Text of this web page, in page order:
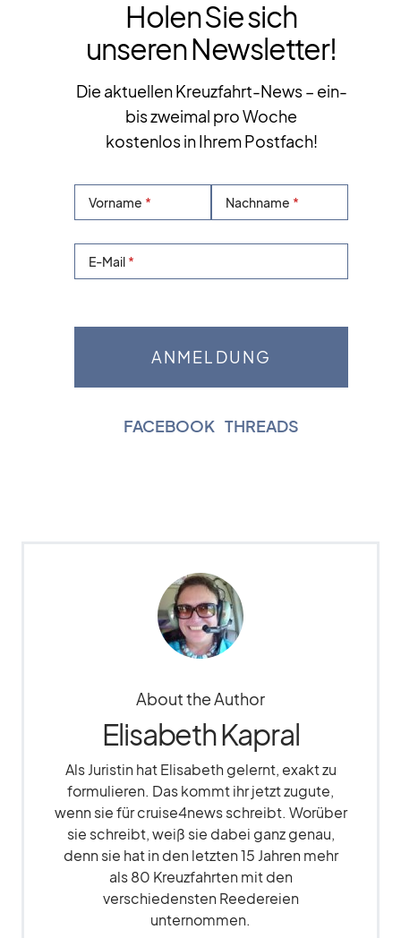
Holen Sie sich
unseren Newsletter!
Die aktuellen Kreuzfahrt-News – ein-
bis zweimal pro Woche
kostenlos in Ihrem Postfach!
Vorname Nachname
E-Mail
FACEBOOK THREADS
About the Author
Elisabeth Kapral
Als Juristin hat Elisabeth gelernt, exakt zu
formulieren. Das kommt ihr jetzt zugute,
wenn sie für cruise4news schreibt. Worüber
sie schreibt, weiß sie dabei ganz genau,
denn sie hat in den letzten 15 Jahren mehr
als 80 Kreuzfahrten mit den
verschiedensten Reedereien
unternommen.